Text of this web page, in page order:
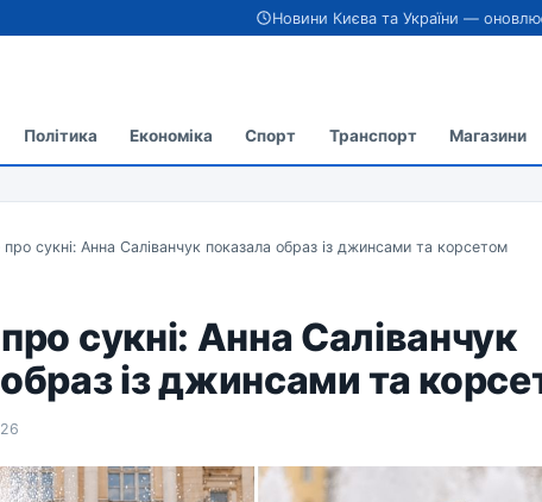
Новини Києва та України —
Політика Економіка Спорт Транспорт Магазини
про сукні: Анна Саліванчук показала образ із джинсами та корсетом
сукні: Анна Саліванчук
із джинсами та